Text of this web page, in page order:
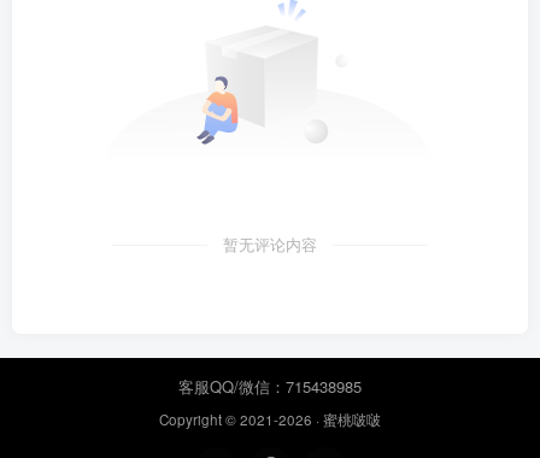
暂无评论内容
客服QQ/微信：715438985
Copyright © 2021-2026 · 蜜桃啵啵